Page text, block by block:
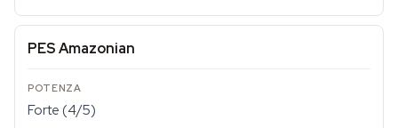
PES Amazonian
Forte (4/5)